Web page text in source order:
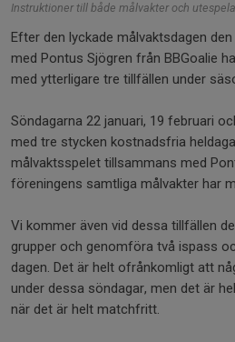
Instruktioner till både målvakter och
Efter den lyckade målvaktsdagen
med Pontus Sjögren från BBGoalie
med ytterligare tre tillfällen under
Söndagarna 22 januari, 19 februari
med tre stycken kostnadsfria
målvaktsspelet tillsammans med
föreningens samtliga målvakter har
Vi kommer även vid dessa tillfällen
grupper och genomföra två ispass
dagen. Det är helt ofrånkomligt att
under dessa söndagar, men det är
när det är helt matchfritt.